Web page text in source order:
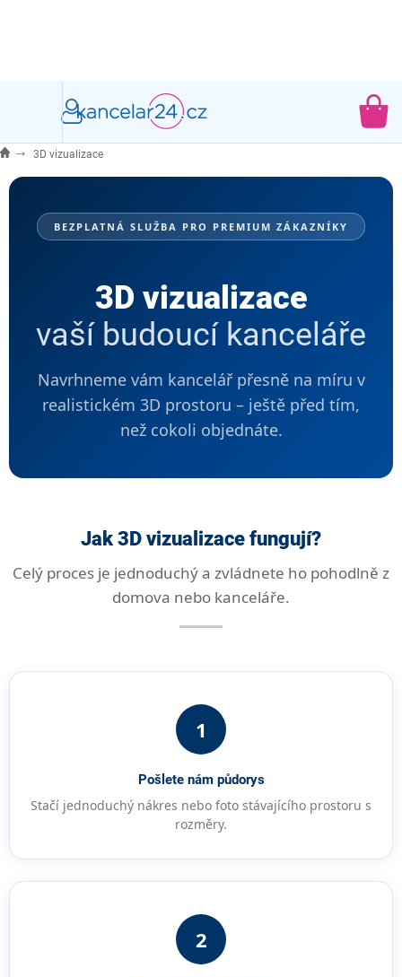
3D vizualizace
BEZPLATNÁ SLUŽBA PRO PREMIUM ZÁKAZNÍKY
3D vizualizace
vaší budoucí kanceláře
Navrhneme vám kancelář přesně na míru v
realistickém 3D prostoru – ještě před tím,
než cokoli objednáte.
Jak 3D vizualizace fungují?
Celý proces je jednoduchý a zvládnete ho pohodlně z
domova nebo kanceláře.
1
Pošlete nám půdorys
Stačí jednoduchý nákres nebo foto stávajícího prostoru s
rozměry.
2